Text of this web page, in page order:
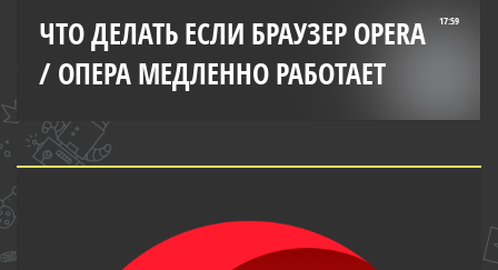
17:59
ЧТО ДЕЛАТЬ ЕСЛИ БРАУЗЕР OPERA
/ ОПЕРА МЕДЛЕННО РАБОТАЕТ